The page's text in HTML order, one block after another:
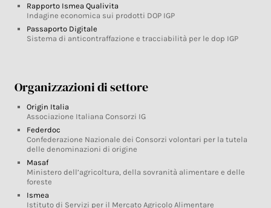
Rapporto Ismea Qualivita
Indagine economica sui prodotti DOP IGP
Passaporto Digitale
Sistema di anticontraffazione e tracciabilità per le dop IGP
Organizzazioni di settore
Origin Italia
Associazione Italiana Consorzi IG
Federdoc
Confederazione Nazionale dei Consorzi volontari per la tutela
delle denominazioni di origine
Masaf
Ministero dell’agricoltura, della sovranità alimentare e delle
foreste
Ismea
Istituto di Servizi per il Mercato Agricolo Alimentare